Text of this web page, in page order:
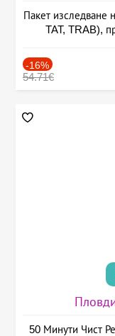
Пакет изследване
TAT, TRAB),
-16%
54.71€
50 Минути Чист